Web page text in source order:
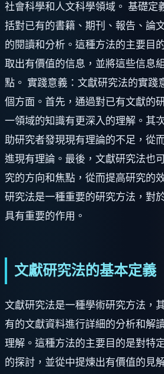
社會科學和人文科學領域。 基礎定
括對已有的書籍、期刊、報告、論
的閱讀和分析。這種方法的主要目
取出有價值的信息，並將這些信息
點。 實踐意義：文獻研究法的實踐
個方面。首先，通過對已有文獻的
一領域的知識有更深入的理解。其
助研究者發現現有理論的不足，從
進現有理論。最後，文獻研究法也
究的方向和焦點，從而提高研究的
研究法是一種重要的研究方法，對
具有重要的作用。
文獻研究法的基本定義
文獻研究法是一種學術研究方法，
有的文獻資料進行詳細的分析和解
理解。這種方法的主要目的是對特
的探討，並從中提煉出有價值的見